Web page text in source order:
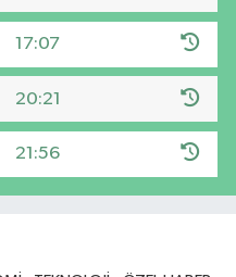
17:07
20:21
21:56